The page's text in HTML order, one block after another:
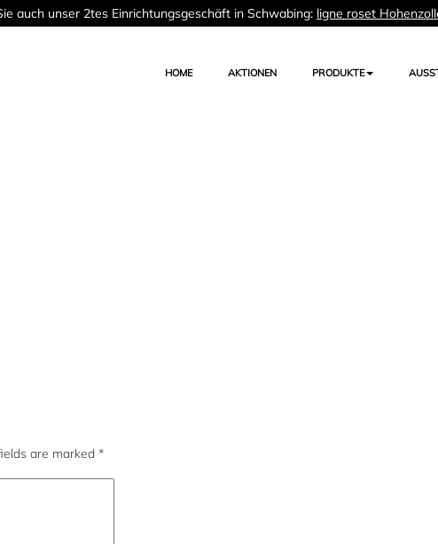
auch unser 2tes Einrichtungsgeschäft in Schwabing: ligne roset
HOME AKTIONEN PRODUKTE
are marked *